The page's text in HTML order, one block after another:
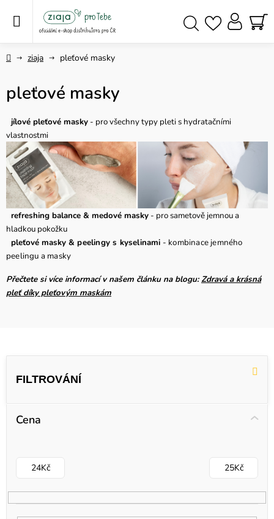
Domůziaja pleťové masky
pleťové masky
jílové pleťové masky - pro všechny typy pleti s hydratačními
vlastnostmi
refreshing balance & medové masky - pro sametově jemnou a
hladkou pokožku
pleťové masky & peelingy s kyselinami - kombinace jemného
peelingu a masky
Přečtete si více informací v našem článku na blogu:Zdravá a krásná
pleť díky pleťovým maskám
Cena
24Kč 25Kč
V
o
d